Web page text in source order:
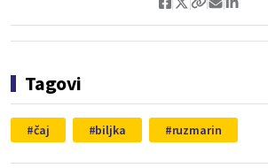
Tagovi
čaj biljka ruzmarin